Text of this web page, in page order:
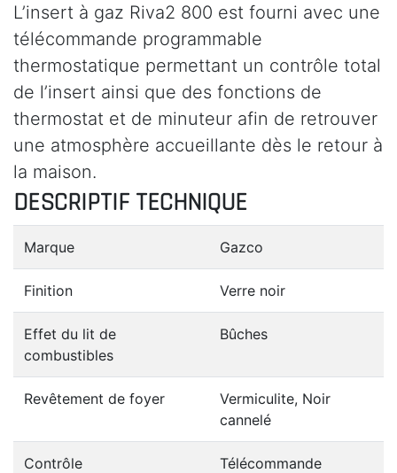
L’insert à gaz Riva2 800 est fourni avec une
télécommande programmable
thermostatique permettant un contrôle total
de l’insert ainsi que des fonctions de
thermostat et de minuteur afin de retrouver
une atmosphère accueillante dès le retour à
la maison.
DESCRIPTIF TECHNIQUE
Marque Gazco
Finition Verre noir
Effet du lit de
combustibles
Bûches
Revêtement de foyer
Vermiculite, Noir
cannelé
Contrôle
Télécommande